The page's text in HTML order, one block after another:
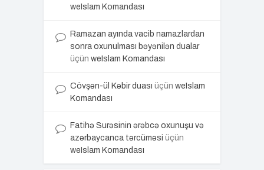
weIslam Komandası
Ramazan ayında vacib namazlardan
sonra oxunulması bəyənilən dualar
üçün weIslam Komandası
Cövşən-ül Kəbir duası üçün weIslam
Komandası
Fatihə Surəsinin ərəbcə oxunuşu və
azərbaycanca tərcüməsi üçün
weIslam Komandası